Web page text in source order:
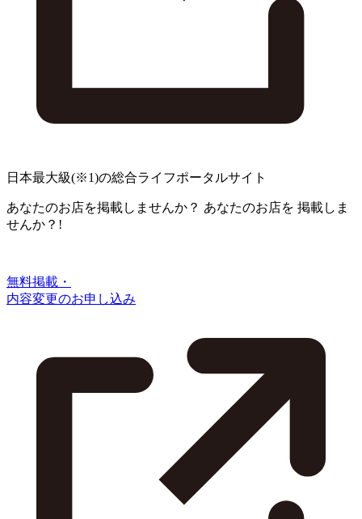
日本最大級(※1)の総合ライフポータルサイト
あなたのお店を掲載しませんか？ あなたのお店を 掲載しま
せんか？!
無料掲載・
内容変更のお申し込み